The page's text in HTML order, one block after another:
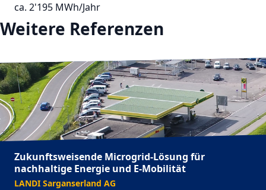
ca. 2'195 MWh/Jahr
Weitere Referenzen
Zukunftsweisende Microgrid-Lösung für
nachhaltige Energie und E-Mobilität
LANDI Sarganserland AG